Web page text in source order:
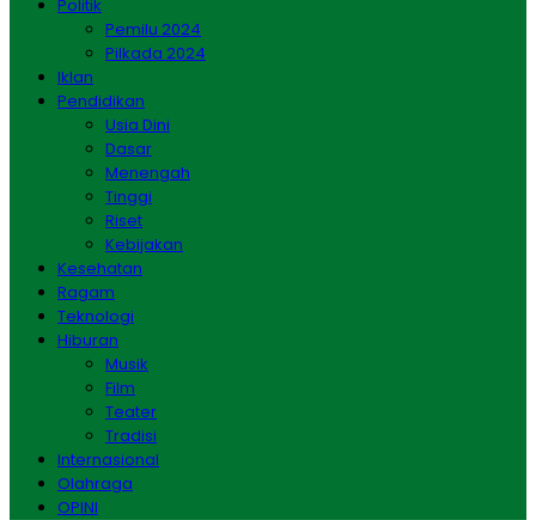
Politik
Pemilu 2024
Pilkada 2024
Iklan
Pendidikan
Usia Dini
Dasar
Menengah
Tinggi
Riset
Kebijakan
Kesehatan
Ragam
Teknologi
Hiburan
Musik
Film
Teater
Tradisi
Internasional
Olahraga
OPINI